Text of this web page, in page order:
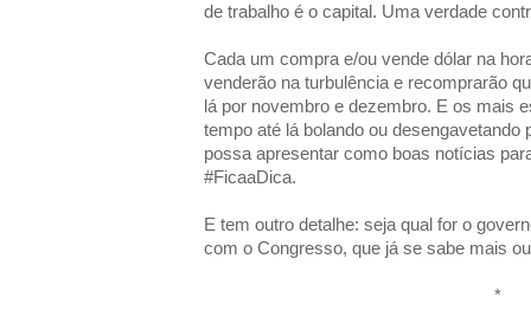
de trabalho é o capital. Uma verdade
Cada um compra e/ou vende dólar na
venderão na turbulência e recomprarão
lá por novembro e dezembro. E os mais
tempo até lá bolando ou desengavetando
possa apresentar como boas notícias
#FicaaDica.
E tem outro detalhe: seja qual for o
com o Congresso, que já se sabe mais
*